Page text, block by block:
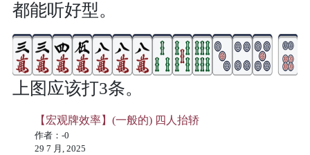
都能听好型。
上图应该打3条。
【宏观牌效率】(一般的) 四人抬轿
作者：-0
29 7 月, 2025